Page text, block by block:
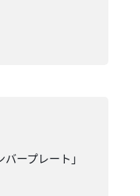
ープレート」